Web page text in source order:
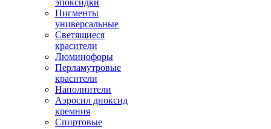
эпоксидки
Пигменты
универсальные
Светящиеся
красители
Люминофоры
Перламутровые
красители
Наполнители
Аэросил диоксид
кремния
Спиртовые